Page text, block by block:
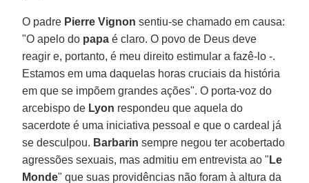
O padre Pierre Vignon sentiu-se chamado em causa:
"O apelo do papa é claro. O povo de Deus deve
reagir e, portanto, é meu direito estimular a fazê-lo -.
Estamos em uma daquelas horas cruciais da história
em que se impõem grandes ações". O porta-voz do
arcebispo de Lyon respondeu que aquela do
sacerdote é uma iniciativa pessoal e que o cardeal já
se desculpou. Barbarin sempre negou ter acobertado
agressões sexuais, mas admitiu em entrevista ao " Le
Monde" que suas providências não foram à altura da